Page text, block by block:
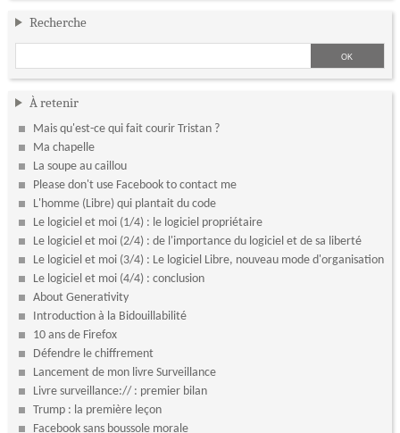
Recherche
À retenir
Mais qu'est-ce qui fait courir Tristan ?
Ma chapelle
La soupe au caillou
Please don't use Facebook to contact me
L'homme (Libre) qui plantait du code
Le logiciel et moi (1/4) : le logiciel propriétaire
Le logiciel et moi (2/4) : de l'importance du logiciel et de sa liberté
Le logiciel et moi (3/4) : Le logiciel Libre, nouveau mode d'organisation
Le logiciel et moi (4/4) : conclusion
About Generativity
Introduction à la Bidouillabilité
10 ans de Firefox
Défendre le chiffrement
Lancement de mon livre Surveillance
Livre surveillance:// : premier bilan
Trump : la première leçon
Facebook sans boussole morale